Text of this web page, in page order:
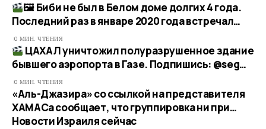
🖼 Биби не был в Белом доме долгих 4 года.
Последний раз в январе 2020 года встречал…
0 МИН. ЧТЕНИЯ
ЦАХАЛ уничтожил полуразрушенное здание
бывшего аэропорта в Газе. Подпишись: @seg…
0 МИН. ЧТЕНИЯ
«Аль-Джазира» со ссылкой на представителя
ХАМАСа сообщает, что группировка ни при…​
Новости Израиля сейчас